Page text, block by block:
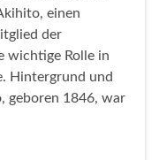
einen
der
wichtige Rolle in
Hintergrund und
geboren 1846, war